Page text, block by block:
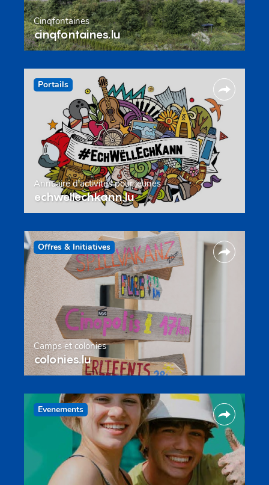
Cinqfontaines
cinqfontaines.lu
Portails
Annuaire d’activités pour jeunes
echwellechkann.lu
Offres & Initiatives
Camps et colonies
colonies.lu
Evenements